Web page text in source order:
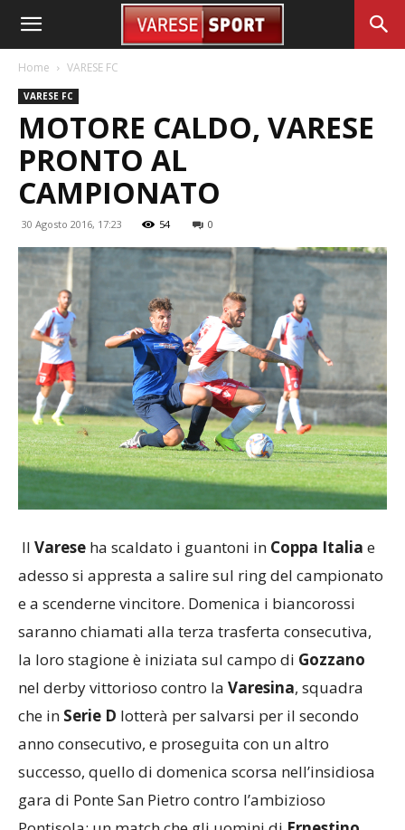
Home VARESE FC
VARESE FC
MOTORE CALDO, VARESE
PRONTO AL
CAMPIONATO
30 Agosto 2016, 17:23 54 0
Il Varese ha scaldato i guantoni in Coppa Italia e
adesso si appresta a salire sul ring del campionato
e a scenderne vincitore. Domenica i biancorossi
saranno chiamati alla terza trasferta consecutiva,
la loro stagione è iniziata sul campo di Gozzano
nel derby vittorioso contro la Varesina, squadra
che in Serie D lotterà per salvarsi per il secondo
anno consecutivo, e proseguita con un altro
successo, quello di domenica scorsa nell’insidiosa
gara di Ponte San Pietro contro l’ambizioso